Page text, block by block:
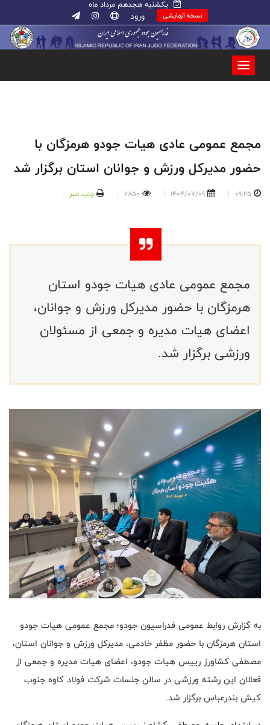
یکشنبه هجدهم مرداد ماه
نسخه آزمایشی ورود
مجمع عمومی عادی هیات جودو هرمزگان با
حضور مدیرکل ورزش و جوانان استان برگزار شد
09:25
1404/07/09
6850 چاپ خبر
مجمع عمومی عادی هیات جودو استان
هرمزگان با حضور مدیرکل ورزش و جوانان،
اعضای هیات مدیره و جمعی از مسئولان
ورزشی برگزار شد.
به گزارش روابط عمومی فدراسیون جودو؛ مجمع عمومی هیات جودو
استان هرمزگان با حضور مظفر خادمی، مدیرکل ورزش و جوانان استان،
مصطفی کشاورز رییس هیات جودو، اعضای هیات مدیره و جمعی از
فعالان این رشته ورزشی در سالن جلسات شرکت فولاد کاوه جنوب
کیش بندرعباس برگزار شد.